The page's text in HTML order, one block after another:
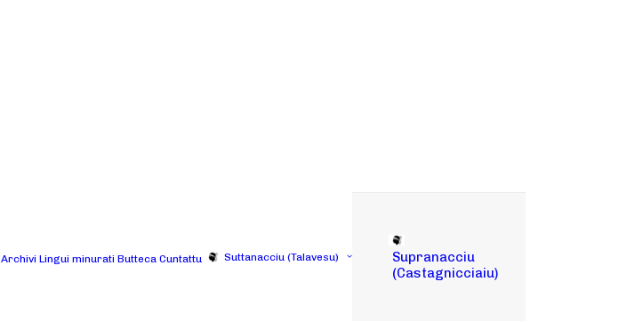
Archivi Lingui minurati Butteca Cuntattu Suttanacciu (Talavesu)
Supranacciu
(Castagnicciaiu)